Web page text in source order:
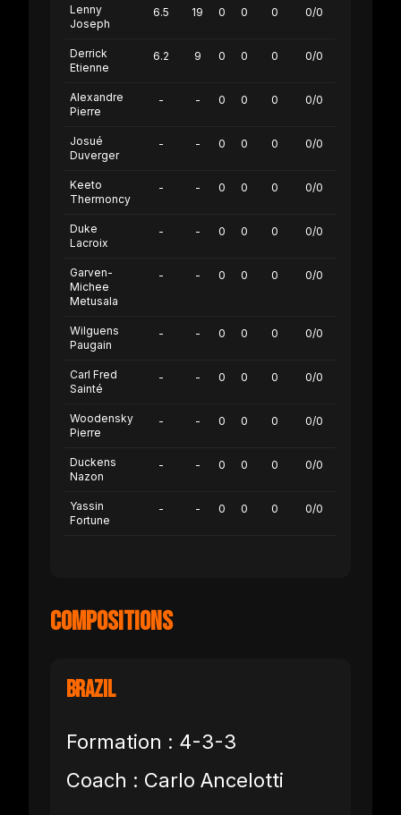
Lenny
Joseph
6.5 19 0 0 0 0/0
Derrick
Etienne
6.2 9 0 0 0 0/0
Alexandre
Pierre
- - 0 0 0 0/0
Josué
Duverger
- - 0 0 0 0/0
Keeto
Thermoncy
- - 0 0 0 0/0
Duke
Lacroix
- - 0 0 0 0/0
Garven-
Michee
Metusala
- - 0 0 0 0/0
Wilguens
Paugain
- - 0 0 0 0/0
Carl Fred
Sainté
- - 0 0 0 0/0
Woodensky
Pierre
- - 0 0 0 0/0
Duckens
Nazon
- - 0 0 0 0/0
Yassin
Fortune
- - 0 0 0 0/0
Compositions
Brazil
Formation : 4-3-3
Coach : Carlo Ancelotti